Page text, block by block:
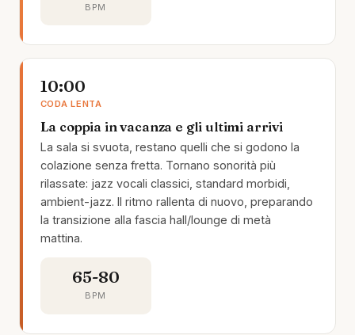
BPM
10:00
CODA LENTA
La coppia in vacanza e gli ultimi arrivi
La sala si svuota, restano quelli che si godono la
colazione senza fretta. Tornano sonorità più
rilassate: jazz vocali classici, standard morbidi,
ambient-jazz. Il ritmo rallenta di nuovo, preparando
la transizione alla fascia hall/lounge di metà
mattina.
65-80
BPM